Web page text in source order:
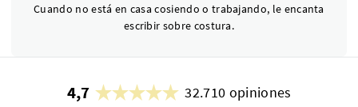
Cuando no está en casa cosiendo o trabajando, le encanta
escribir sobre costura.
4,7 32.710 opiniones